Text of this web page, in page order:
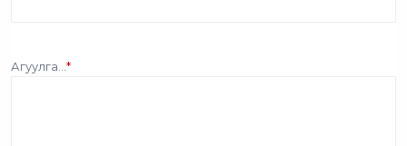
Агуулга...*